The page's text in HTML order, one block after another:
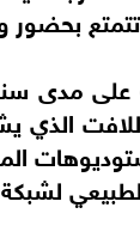
تتمتع بحضور
على مدى
الذي